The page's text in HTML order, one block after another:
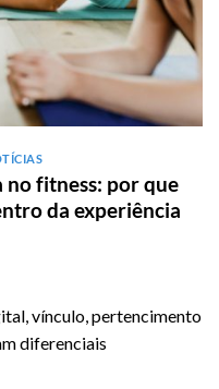
no fitness: por que
da experiência
vínculo, pertencimento
diferenciais